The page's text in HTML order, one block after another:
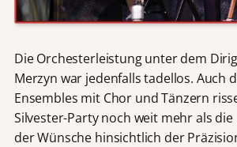
Die Orchesterleistung unter dem
Merzyn war jedenfalls tadellos. Auch
Ensembles mit Chor und Tänzern
Silvester-Party noch weit mehr als
der Wünsche hinsichtlich der